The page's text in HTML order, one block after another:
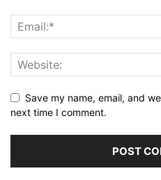
Save my name, email, and
next time I comment.